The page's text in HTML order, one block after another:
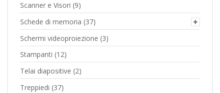
Scanner e Visori (9)
Schede di memoria (37)
Schermi videoproiezione (3)
Stampanti (12)
Telai diapositive (2)
Treppiedi (37)